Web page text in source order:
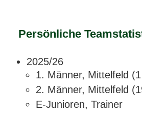
Persönliche
2025/26
1. Männer, Mittelfeld
2. Männer, Mittelfeld
E-Junioren, Trainer